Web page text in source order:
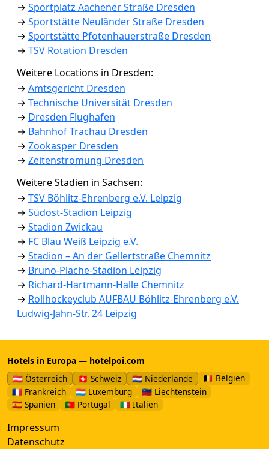
→ Sportplatz Aachener Straße Dresden
→ Sportstätte Neuländer Straße Dresden
→ Sportstätte Pfotenhauerstraße Dresden
→ TSV Rotation Dresden
Weitere Locations in Dresden:
→ Amtsgericht Dresden
→ Technische Universität Dresden
→ Dresden Flughafen
→ Bahnhof Trachau Dresden
→ Zookasper Dresden
→ Zeitenströmung Dresden
Weitere Stadien in Sachsen:
→ TSV Böhlitz-Ehrenberg e.V. Leipzig
→ Südost-Stadion Leipzig
→ Stadion Zwickau
→ FC Blau Weiß Leipzig e.V.
→ Stadion – An der Gellertstraße Chemnitz
→ Bruno-Plache-Stadion Leipzig
→ Richard-Hartmann-Halle Chemnitz
→ Rollhockeyclub AUFBAU Böhlitz-Ehrenberg e.V.
Ludwig-Jahn-Str. 24 Leipzig
Hotels in Europa — hotelpoi.com
🇦🇹 Österreich
🇨🇭 Schweiz 🇳🇱 Niederlande
🇧🇪 Belgien
🇫🇷 Frankreich
🇱🇺 Luxemburg
🇱🇮 Liechtenstein
🇪🇸 Spanien
🇵🇹 Portugal 🇮🇹 Italien
Impressum
Datenschutz